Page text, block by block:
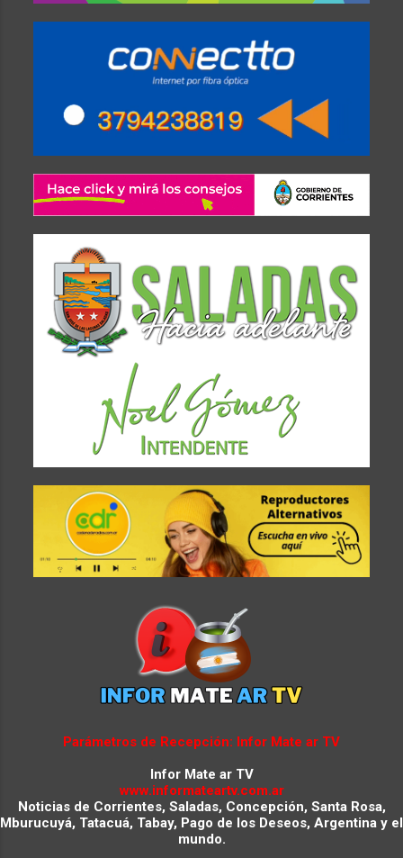
Parámetros de Recepción: Infor Mate ar TV
Infor Mate ar TV
www.informateartv.com.ar
Noticias de Corrientes, Saladas, Concepción, Santa Rosa,
Mburucuyá, Tatacuá, Tabay, Pago de los Deseos, Argentina y el
mundo.